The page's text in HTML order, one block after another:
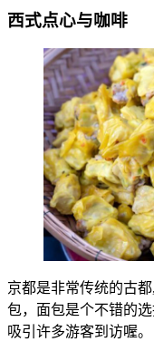
西式点心与咖啡
京都是非常传统的古
包，面包是个不错的
吸引许多游客到访喔。